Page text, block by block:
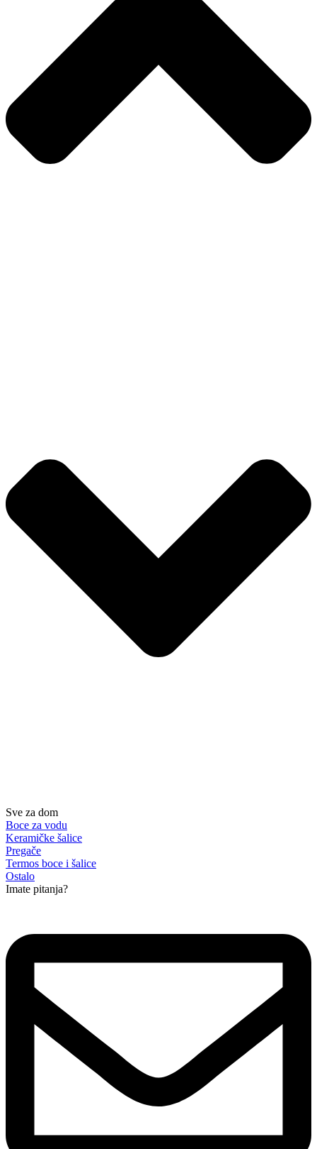
Sve za dom
Boce za vodu
Keramičke šalice
Pregače
Termos boce i šalice
Ostalo
Imate pitanja?